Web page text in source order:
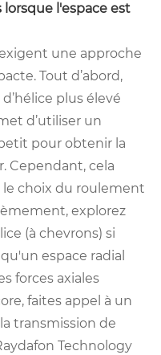
l'espace est
une approche
Tout d’abord,
plus élevé
d’utiliser un
pour obtenir la
Cependant, cela
le choix du roulement
explorez
(à chevrons) si
espace radial
forces axiales
faites appel à un
transmission de
Technology